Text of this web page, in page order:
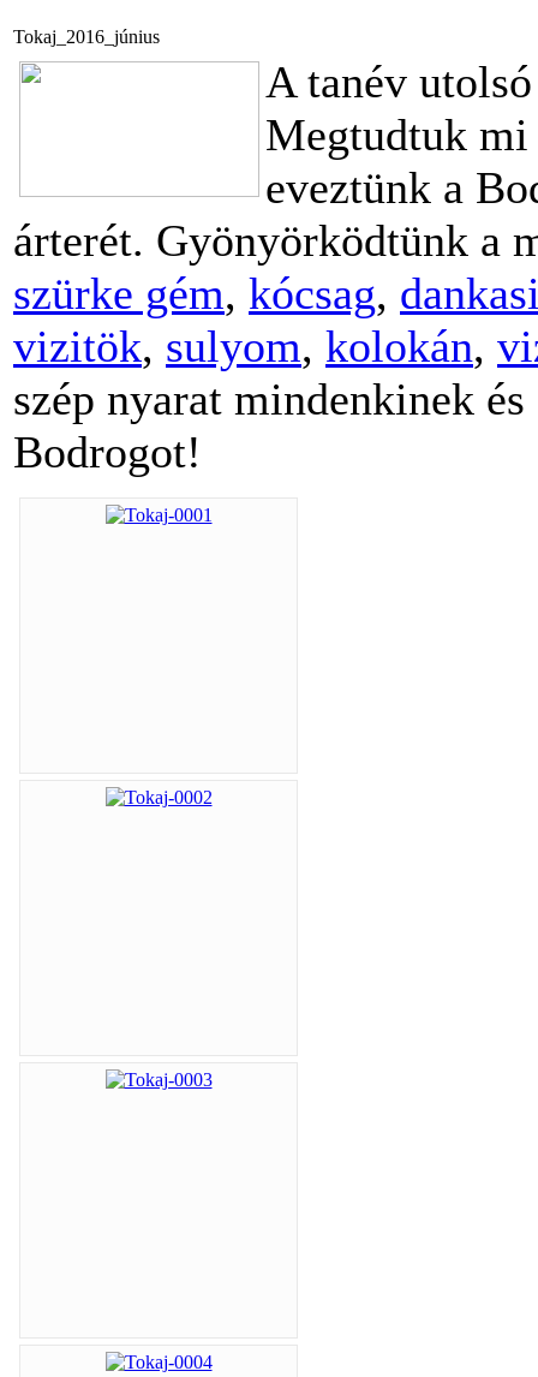
Tokaj_2016_június
A tanév
Megtudtuk
eveztünk a
árterét. Gyönyörködtünk a
szürke gém, kócsag,
vizitök, sulyom, kolokán,
szép nyarat mindenkinek
Bodrogot!